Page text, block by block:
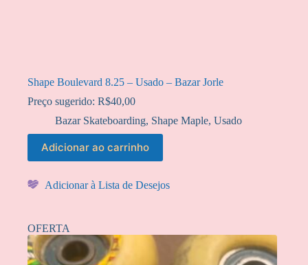
Shape Boulevard 8.25 – Usado – Bazar Jorle
Preço sugerido: R$40,00
Bazar Skateboarding, Shape Maple, Usado
Adicionar ao carrinho
Adicionar à Lista de Desejos
OFERTA